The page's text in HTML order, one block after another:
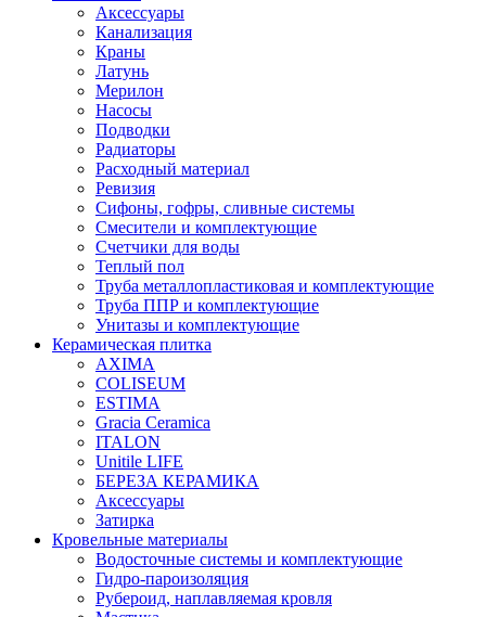
Аксессуары
Канализация
Краны
Латунь
Мерилон
Насосы
Подводки
Радиаторы
Расходный материал
Ревизия
Сифоны, гофры, сливные системы
Смесители и комплектующие
Счетчики для воды
Теплый пол
Труба металлопластиковая и комплектующие
Труба ППР и комплектующие
Унитазы и комплектующие
Керамическая плитка
AXIMA
COLISEUM
ESTIMA
Gracia Ceramica
ITALON
Unitile LIFE
БЕРЕЗА КЕРАМИКА
Аксессуары
Затирка
Кровельные материалы
Водосточные системы и комплектующие
Гидро-пароизоляция
Рубероид, наплавляемая кровля